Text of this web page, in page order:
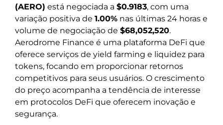
(AERO) está negociada a $0.9183, com uma
variação positiva de 1.00% nas últimas 24 horas e
volume de negociação de $68,052,520.
Aerodrome Finance é uma plataforma DeFi que
oferece serviços de yield farming e liquidez para
tokens, focando em proporcionar retornos
competitivos para seus usuários. O crescimento
do preço acompanha a tendência de interesse
em protocolos DeFi que oferecem inovação e
segurança.